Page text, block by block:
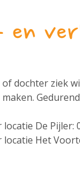
dochter ziek
De Pijler:
Het